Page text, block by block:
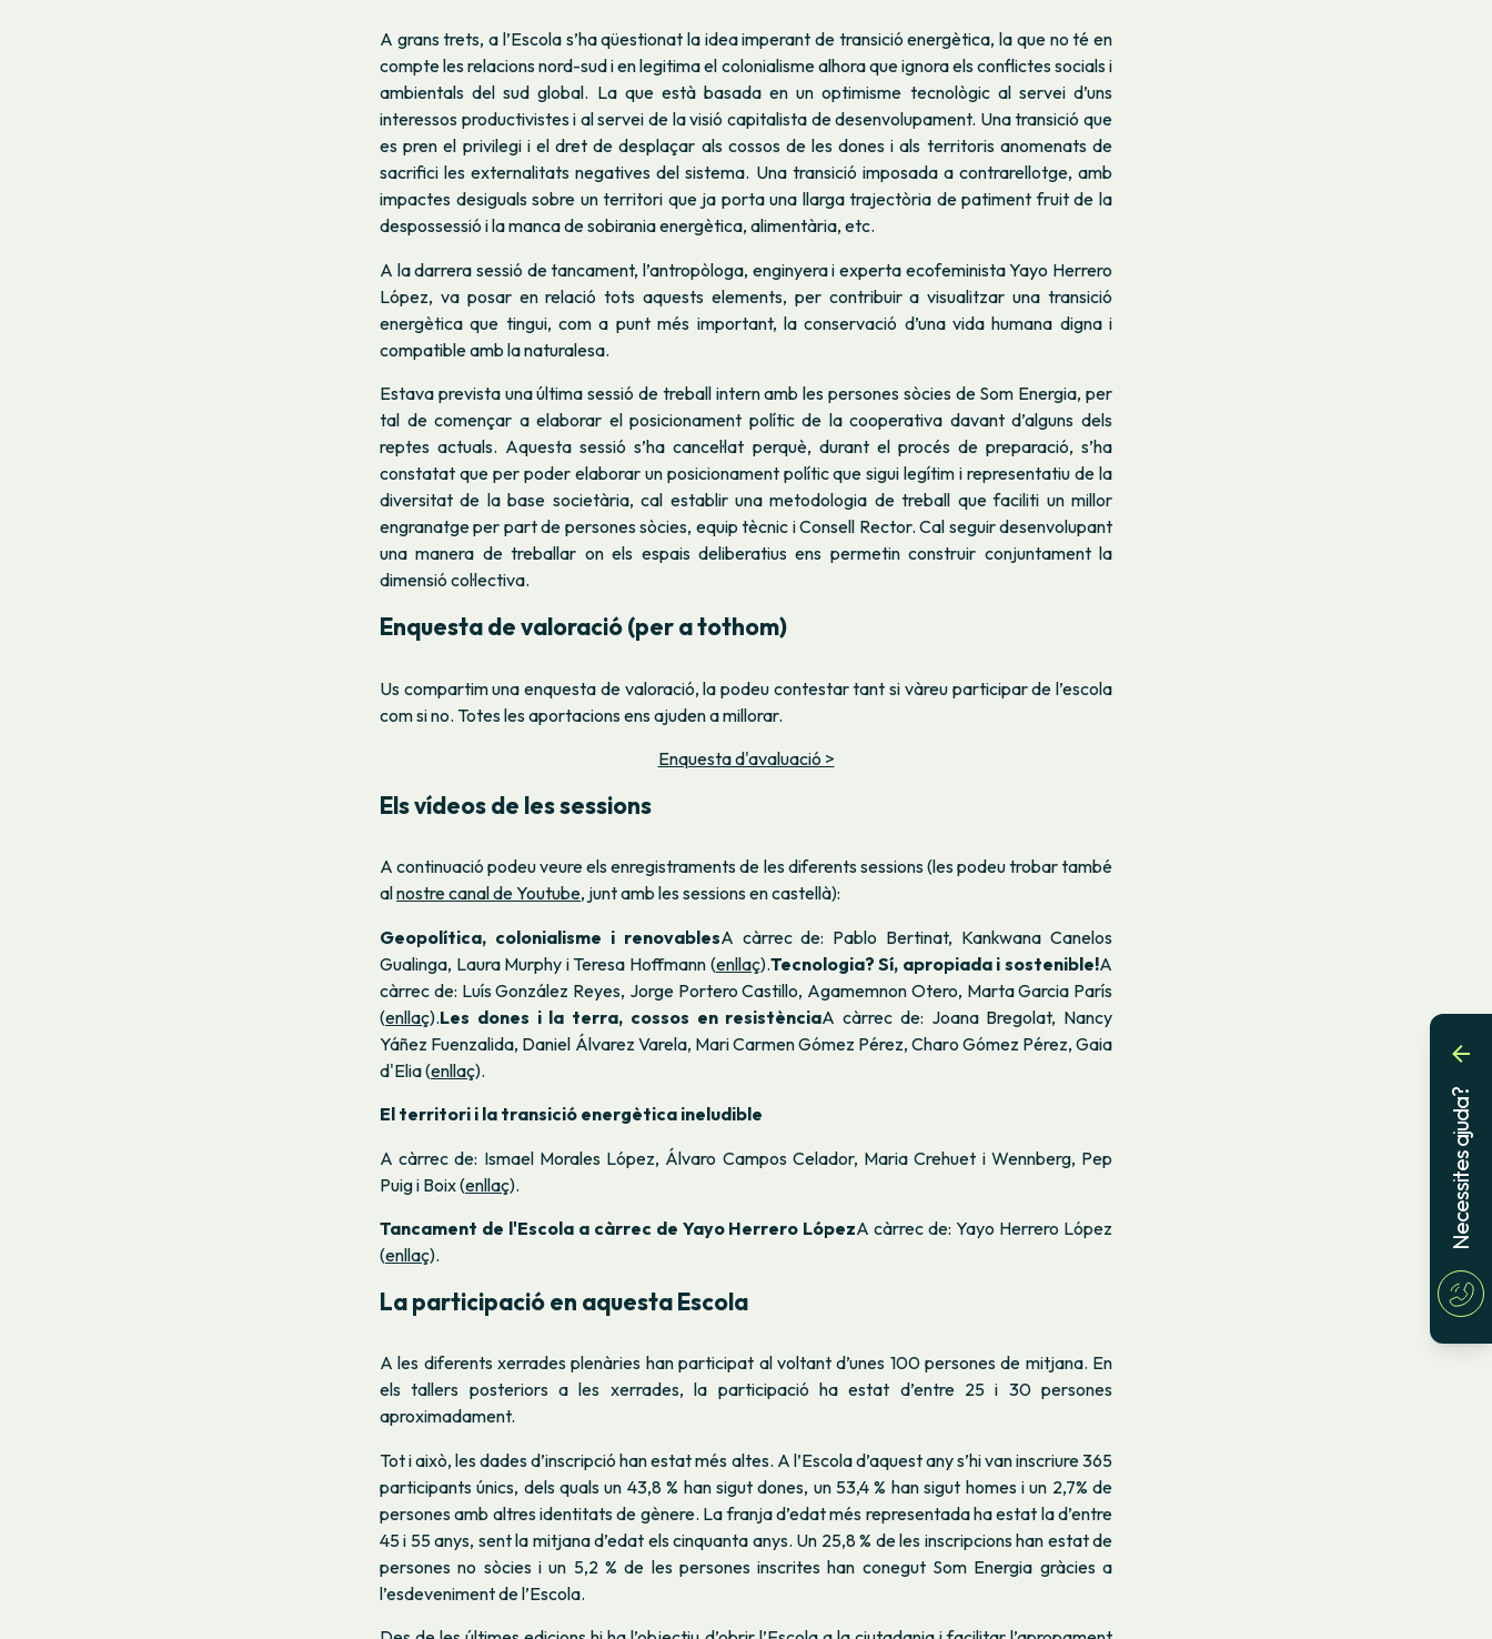
A grans trets, a l’Escola s’ha qüestionat la idea imperant de transició energètica, la que no té en
compte les relacions nord-sud i en legitima el colonialisme alhora que ignora els conflictes socials i
ambientals del sud global. La que està basada en un optimisme tecnològic al servei d’uns
interessos productivistes i al servei de la visió capitalista de desenvolupament. Una transició que
es pren el privilegi i el dret de desplaçar als cossos de les dones i als territoris anomenats de
sacrifici les externalitats negatives del sistema. Una transició imposada a contrarellotge, amb
impactes desiguals sobre un territori que ja porta una llarga trajectòria de patiment fruit de la
despossessió i la manca de sobirania energètica, alimentària, etc.
A la darrera sessió de tancament, l’antropòloga, enginyera i experta ecofeminista Yayo Herrero
López, va posar en relació tots aquests elements, per contribuir a visualitzar una transició
energètica que tingui, com a punt més important, la conservació d’una vida humana digna i
compatible amb la naturalesa.
Estava prevista una última sessió de treball intern amb les persones sòcies de Som Energia, per
tal de començar a elaborar el posicionament polític de la cooperativa davant d’alguns dels
reptes actuals. Aquesta sessió s’ha cancel·lat perquè, durant el procés de preparació, s’ha
constatat que per poder elaborar un posicionament polític que sigui legítim i representatiu de la
diversitat de la base societària, cal establir una metodologia de treball que faciliti un millor
engranatge per part de persones sòcies, equip tècnic i Consell Rector. Cal seguir desenvolupant
una manera de treballar on els espais deliberatius ens permetin construir conjuntament la
dimensió col·lectiva.
Enquesta de valoració (per a tothom)
Us compartim una enquesta de valoració, la podeu contestar tant si vàreu participar de l’escola
com si no. Totes les aportacions ens ajuden a millorar.
Enquesta d'avaluació >
Els vídeos de les sessions
A continuació podeu veure els enregistraments de les diferents sessions (les podeu trobar també
alnostre canal de Youtube, junt amb les sessions en castellà):
Geopolítica, colonialisme i renovablesA càrrec de: Pablo Bertinat, Kankwana Canelos
Gualinga, Laura Murphy i Teresa Hoffmann (enllaç).Tecnologia? Sí, apropiada i sostenible!A
càrrec de: Luís González Reyes, Jorge Portero Castillo, Agamemnon Otero, Marta Garcia París
(enllaç).Les dones i la terra, cossos en resistènciaA càrrec de: Joana Bregolat, Nancy
Yáñez Fuenzalida, Daniel Álvarez Varela, Mari Carmen Gómez Pérez, Charo Gómez Pérez, Gaia
d'Elia (enllaç).
El territori i la transició energètica ineludible
A càrrec de: Ismael Morales López, Álvaro Campos Celador, Maria Crehuet i Wennberg, Pep
Puig i Boix (enllaç).
Tancament de l'Escola a càrrec de Yayo Herrero LópezA càrrec de: Yayo Herrero López
(enllaç).
La participació en aquesta Escola
A les diferents xerrades plenàries han participat al voltant d’unes 100 persones de mitjana. En
els tallers posteriors a les xerrades, la participació ha estat d’entre 25 i 30 persones
aproximadament.
Tot i això, les dades d’inscripció han estat més altes. A l’Escola d’aquest any s’hi van inscriure 365
participants únics, dels quals un 43,8 % han sigut dones, un 53,4 % han sigut homes i un 2,7% de
persones amb altres identitats de gènere. La franja d’edat més representada ha estat la d’entre
45 i 55 anys, sent la mitjana d’edat els cinquanta anys. Un 25,8 % de les inscripcions han estat de
persones no sòcies i un 5,2 % de les persones inscrites han conegut Som Energia gràcies a
l’esdeveniment de l’Escola.
Necessites ajuda?